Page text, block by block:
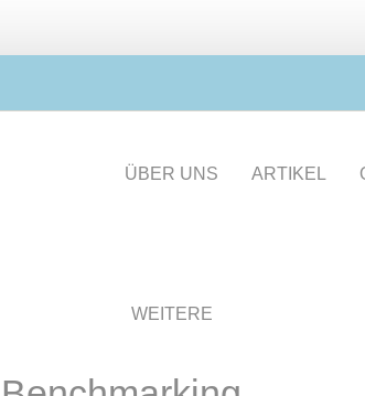
ÜBER UNS ARTIKEL
WEITERE